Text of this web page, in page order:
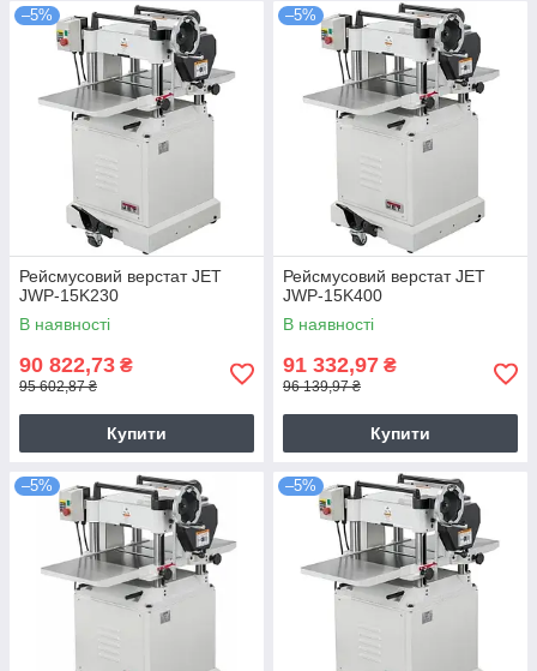
–5%
Рейсмусовий верстат JET
JWP-15K230
В наявності
90 822,73 ₴
95 602,87 ₴
Купити
–5%
Рейсмусовий верстат JET
JWP-15K400
В наявності
91 332,97 ₴
96 139,97 ₴
Купити
–5% –5%